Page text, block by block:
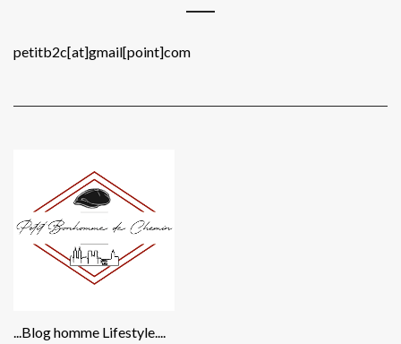
petitb2c[at]gmail[point]com
...Blog homme Lifestyle....